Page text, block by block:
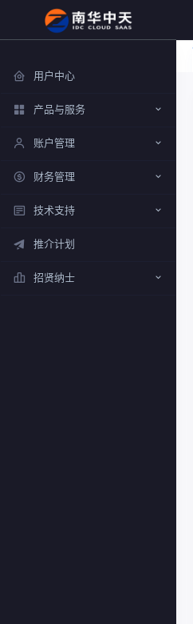
用户中心
产品与服务
账户管理
财务管理
技术支持
推介计划
招贤纳士